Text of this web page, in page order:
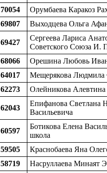
70054
Орумбаева Каракоз
69807 Выходцева Ольга
69427
Сергеева Лариса
Советского Союза И.
68066
Орешина Любовь
64017
Мещерякова Людмила
62273 Олейникова
62043
Епифанова Светлана
Васильевича
60597
Ботикова Елена
школа
59505
Краснобаева Яна
58719 Насруллаева Минаят